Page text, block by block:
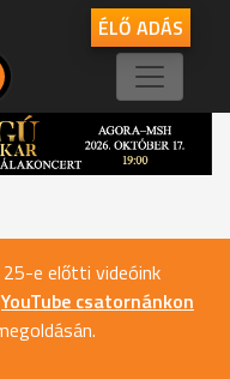
ÉLŐ ADÁS
e előtti videóink
YouTube csatornánkon